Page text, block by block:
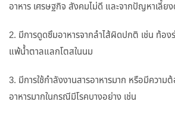
อาหาร เศรษฐกิจ สังคมไม่ดี และจากปัญหาเลี้ย
2. มีการดูดซึมอาหารจากลำไส้ผิดปกติ เช่น ท้อง
แพ้น้ำตาลแลกโตสในนม
3. มีการใช้กำลังงานสารอาหารมาก หรือมีความ
อาหารมากในกรณีมีโรคบางอย่าง เช่น